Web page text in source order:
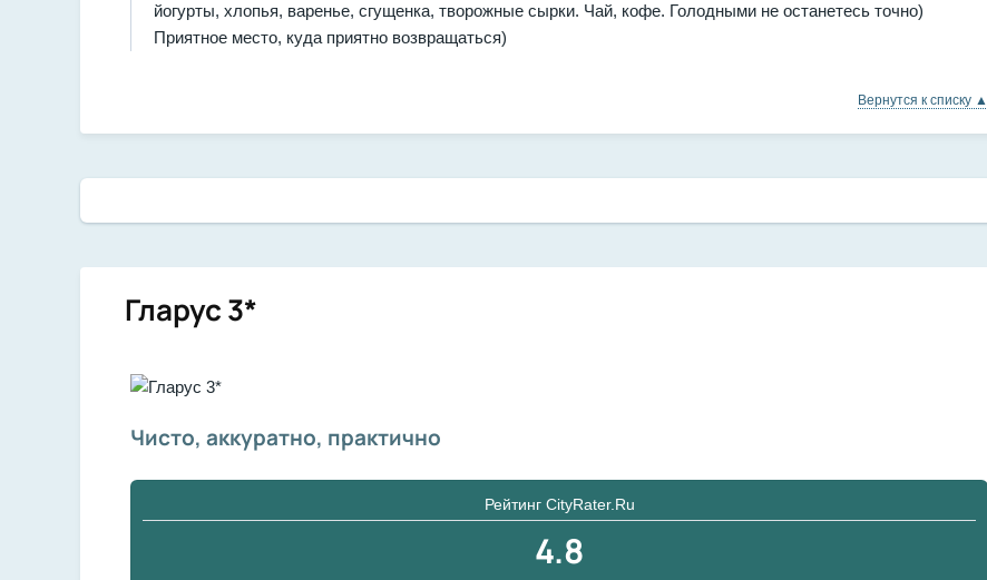
йогурты, хлопья, варенье, сгущенка, творожные сырки. Чай, кофе. Голодными не останетесь точно)
Приятное место, куда приятно возвращаться)
Вернутся к списку ▲
Гларус 3*
Чисто, аккуратно, практично
Рейтинг CityRater.Ru
4.8